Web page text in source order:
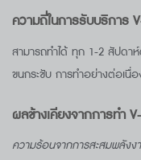
ความถี่ในการรับบริการ
สามารถทำได้ ทุก 1-2 สัปดา
ขนกระชับ การทำอย่างต่อเนื่อ
ผลข้างเคียงจากการทำ
ความร้อนจากการสะสมพลังง